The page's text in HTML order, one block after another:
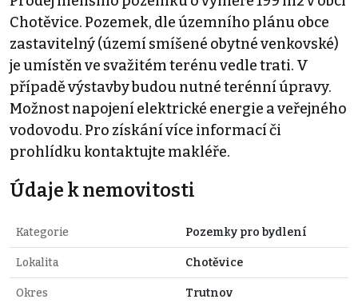
Chotěvice. Pozemek, dle územního plánu obce
zastavitelný (území smíšené obytné venkovské)
je umístěn ve svažitém terénu vedle trati. V
případě výstavby budou nutné terénní úpravy.
Možnost napojení elektrické energie a veřejného
vodovodu. Pro získání více informací či
prohlídku kontaktujte makléře.
Údaje k nemovitosti
Kategorie Pozemky pro bydlení
Lokalita Chotěvice
Okres Trutnov